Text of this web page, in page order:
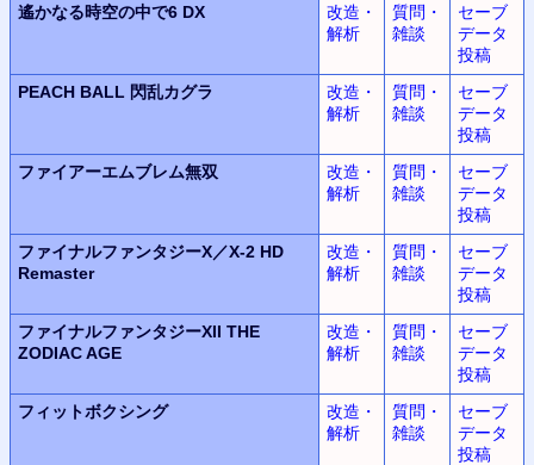
遙かなる時空の中で6 DX
改造・
解析
質問・
雑談
セーブ
データ
投稿
PEACH BALL 閃乱カグラ
改造・
解析
質問・
雑談
セーブ
データ
投稿
ファイアーエムブレム無双
改造・
解析
質問・
雑談
セーブ
データ
投稿
ファイナルファンタジーX／X-2 HD
Remaster
改造・
解析
質問・
雑談
セーブ
データ
投稿
ファイナルファンタジーXII THE
ZODIAC AGE
改造・
解析
質問・
雑談
セーブ
データ
投稿
フィットボクシング
改造・
解析
質問・
雑談
セーブ
データ
投稿